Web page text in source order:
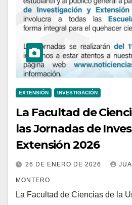
EXTENSIÓN INVESTIGACIÓN
La Facultad de
las Jornadas de
Extensión 2026
26 DE ENERO DE 2026
MONTERO
La Facultad de Ciencias de la